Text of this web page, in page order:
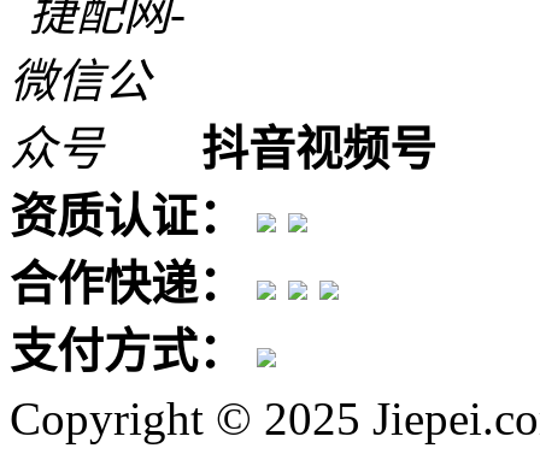
抖音视频号
资质认证：
合作快递：
支付方式：
Copyright © 2025